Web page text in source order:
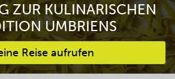
ZUR KULINARISCHEN
UMBRIENS
Reise aufrufen